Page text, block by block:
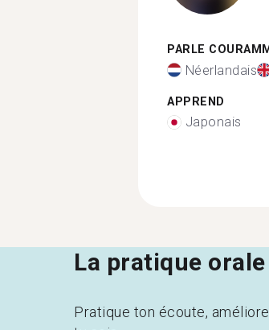
PARLE
Néerlandais
APPREND
Japonais
La pratique
Pratique ton écoute,